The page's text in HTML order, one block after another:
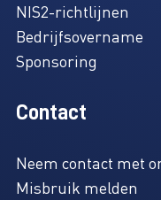
NIS2-richtlijnen
Bedrijfsovername
Sponsoring
Contact
Neem contact met
Misbruik melden